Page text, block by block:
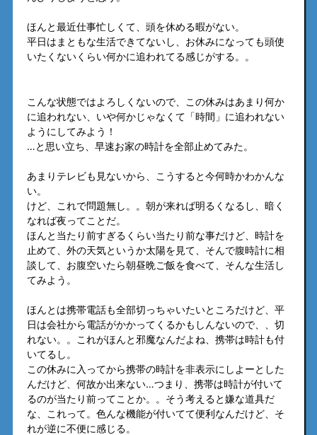
ほんと最近仕事忙しくて、頭を休める暇がない。
平日はまともな生活できてないし、お休みになっても頭使
いたくないくらい何かに追われてる感じがする。。
こんな状態ではよろしくないので、この休みはあまり何か
に追われない、いや何かじゃなくて「時間」に追われない
ようにしてみよう！
…と思い立ち、早速お家の時計を全部止めてみた。
あまりテレビも見ないから、こうすると今何時かわかんな
い。
けど、これで問題無し。。朝が来れば明るくなるし、暗く
なれば夜ってことだ。
ほんと当たり前すぎるくらい当たり前な事だけど、時計を
止めて、外の天気というか太陽を見て、そんで腹時計に相
談して、お腹空いたら朝昼晩ご飯を食べて、そんな生活し
てみよう。
ほんとは携帯電話も全部切っちゃいたいところだけど、平
日は会社から電話がかかってくるかもしんないので、、切
れない。。これがほんと邪魔なんだよね、携帯は時計も付
いてるし。
この休みに入ってから携帯の時計を非表示にしよーとした
んだけど、何故か出来ない…つまり、携帯は時計が付いて
るのが当たり前ってことか。。そう考えると嫌な道具だ
な、これって。色んな機能が付いてて便利なんだけど、そ
れが逆に不便に感じる。